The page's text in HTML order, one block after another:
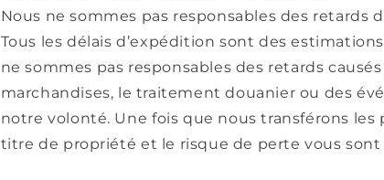
Nous ne sommes pas responsables des retards
Tous les délais d’expédition sont des
ne sommes pas responsables des retards
marchandises, le traitement douanier ou des
notre volonté. Une fois que nous transférons
titre de propriété et le risque de perte vous sont